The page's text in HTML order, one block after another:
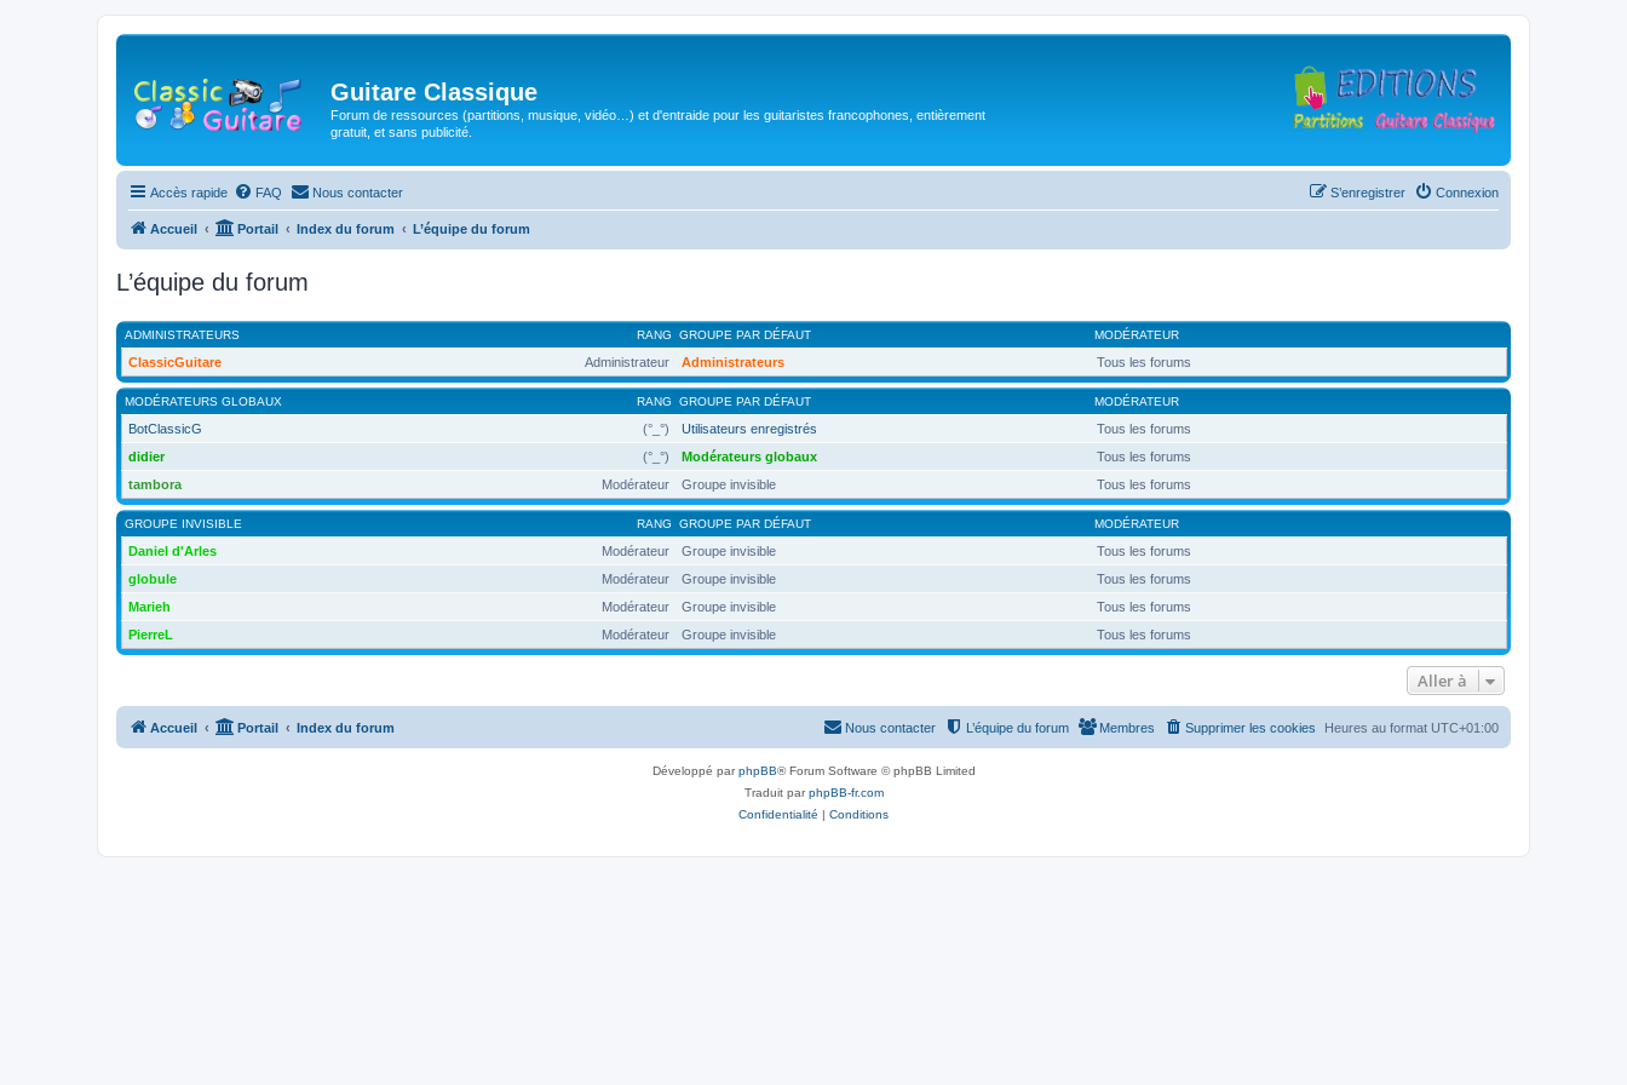
Guitare Classique
Forum de ressources (partitions, musique, vidéo…) et d'entraide pour les guitaristes francophones, entièrement
gratuit, et sans publicité.
Accès rapide FAQ Nous contacter Connexion
S’enregistrer
Accueil Portail Index du forum L’équipe du forum
L’équipe du forum
RANG
ADMINISTRATEURS GROUPE PAR DÉFAUT MODÉRATEUR
Administrateur
ClassicGuitare Administrateurs Tous les forums
RANG
MODÉRATEURS GLOBAUX GROUPE PAR DÉFAUT MODÉRATEUR
(°_°)
BotClassicG Utilisateurs enregistrés
Tous les forums
(°_°)
didier Modérateurs globaux
Tous les forums
Modérateur
tambora Groupe invisible Tous les forums
RANG
GROUPE INVISIBLE GROUPE PAR DÉFAUT MODÉRATEUR
Modérateur
Daniel d'Arles Groupe invisible
Tous les forums
Modérateur
globule Groupe invisible
Tous les forums
Modérateur
Marieh Groupe invisible
Tous les forums
Modérateur
PierreL Groupe invisible Tous les forums
Aller à
Accueil Portail Index du forum Heures au format UTC+01:00
Supprimer les cookies
Membres
L’équipe du forum
Nous contacter
Développé parphpBB® Forum Software © phpBB Limited
Traduit parphpBB-fr.com
Confidentialité | Conditions